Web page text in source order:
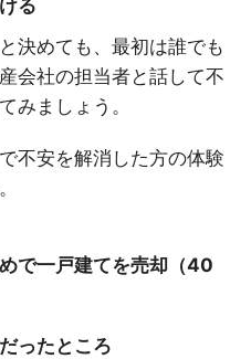
る
決めても、最初は誰でも
会社の担当者と話して不
みましょう。
不安を解消した方の体験
で一戸建てを売却（40
ったところ